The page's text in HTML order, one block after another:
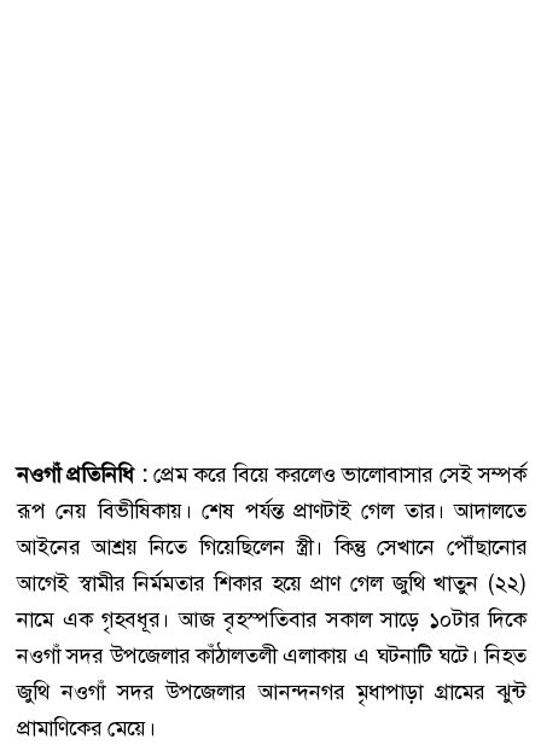
নওগাঁ প্রতিনিধি : প্রেম করে বিয়ে করলেও ভালোবাসার সেই সম্পর্ক
রূপ নেয় বিভীষিকায়। শেষ পর্যন্ত প্রাণটাই গেল তার। আদালতে
আইনের আশ্রয় নিতে গিয়েছিলেন স্ত্রী। কিন্তু সেখানে পৌঁছানোর
আগেই স্বামীর নির্মমতার শিকার হয়ে প্রাণ গেল জুথি খাতুন (২২)
নামে এক গৃহবধূর। আজ বৃহস্পতিবার সকাল সাড়ে ১০টার দিকে
নওগাঁ সদর উপজেলার কাঁঠালতলী এলাকায় এ ঘটনাটি ঘটে। নিহত
জুথি নওগাঁ সদর উপজেলার আনন্দনগর মৃধাপাড়া গ্রামের ঝুন্ট
প্রামাণিকের মেয়ে।